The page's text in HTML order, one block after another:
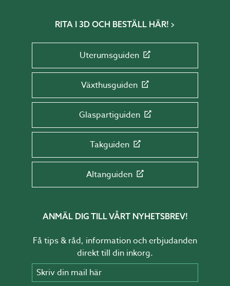
RITA I 3D OCH BESTÄLL HÄR!
Uterumsguiden
Växthusguiden
Glaspartiguiden
Takguiden
Altanguiden
ANMÄL DIG TILL VÅRT NYHETSBREV!
Få tips & råd, information och erbjudanden
direkt till din inkorg.
Skriv din mail här